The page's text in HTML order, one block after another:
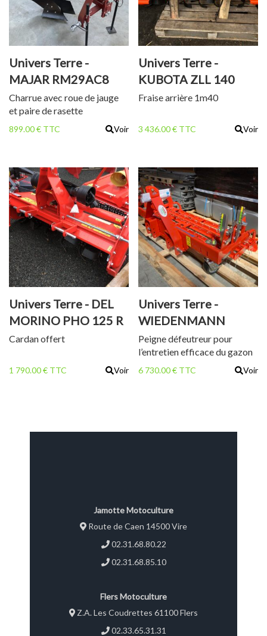
Univers Terre -
MAJAR RM29AC8
Charrue avec roue de jauge
et paire de rasette
899.00 € TTC Voir
Univers Terre -
KUBOTA ZLL 140
Fraise arrière 1m40
3 436.00 € TTC Voir
Univers Terre - DEL
MORINO PHO 125 R
Cardan offert
1 790.00 € TTC Voir
Univers Terre -
WIEDENMANN
TERRA RAKE 170
Peigne défeutreur pour
l’entretien efficace du gazon
6 730.00 € TTC Voir
Jamotte Motoculture
Route de Caen 14500 Vire
02.31.68.80.22
02.31.68.85.10
Flers Motoculture
Z.A. Les Coudrettes 61100 Flers
02.33.65.31.31